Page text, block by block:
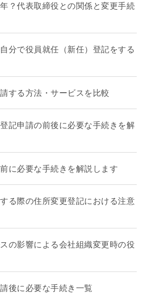
？代表取締役との関係と変更手続
分で役員就任（新任）登記をする
する方法・サービスを比較
記申請の前後に必要な手続きを解
に必要な手続きを解説します
る際の住所変更登記における注意
の影響による会社組織変更時の役
後に必要な手続き一覧